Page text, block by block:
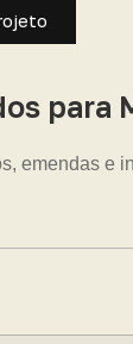
para
emendas e